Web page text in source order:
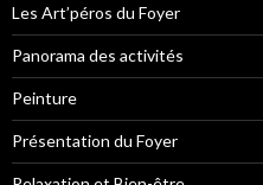
Les Art’péros du Foyer
Panorama des activités
Peinture
Présentation du Foyer